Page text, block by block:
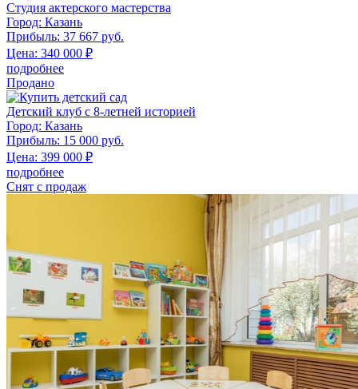
Студия актерского мастерства
Город: Казань
Прибыль: 37 667 руб.
Цена: 340 000 ₽
подробнее
Продано
Детский клуб с 8-летней историей
Город: Казань
Прибыль: 15 000 руб.
Цена: 399 000 ₽
подробнее
Снят с продаж